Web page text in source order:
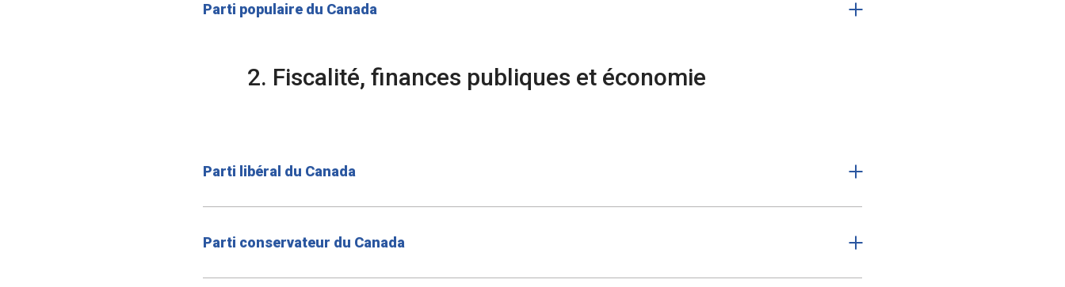
Parti populaire du Canada
2. Fiscalité, finances publiques et économie
Parti libéral du Canada
Parti conservateur du Canada